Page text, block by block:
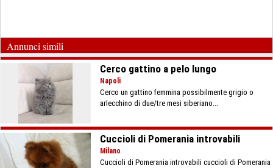
Annunci simili
Cerco gattino a pelo lungo
Napoli
Cerco un gattino femmina possibilmente grigio o
arlecchino di due/tre mesi siberiano...
Cuccioli di Pomerania introvabili
Milano
Cuccioli di Pomerania introvabili cuccioli di Pomerania